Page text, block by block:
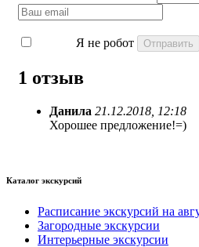
Я не робот
1 отзыв
Данила 21.12.2018, 12:18
Хорошее предложение!=)
Каталог экскурсий
Расписание экскурсий на
Загородные экскурсии
Интерьерные экскурсии